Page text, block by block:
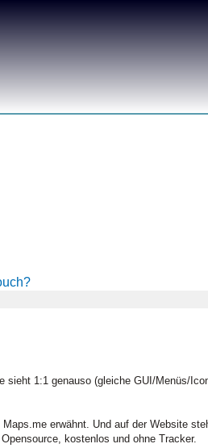
1:1 genauso (gleiche GUI/Menüs/
erwähnt. Und auf der Website
kostenlos und ohne Tracker.